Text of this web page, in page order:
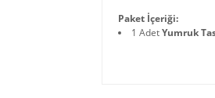
Paket İçeriği:
1 AdetYumruk